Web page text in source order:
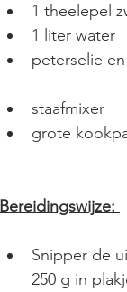
1 theelepel
1 liter water
peterselie
staafmixer
grote
Bereidingswijze:
Snipper de
250 g in